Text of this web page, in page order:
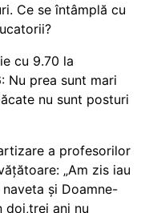
Ce se întâmplă cu
cu 9.70 la
Nu prea sunt mari
nu sunt posturi
a profesorilor
„Am zis iau
și Doamne-
doi,trei ani nu